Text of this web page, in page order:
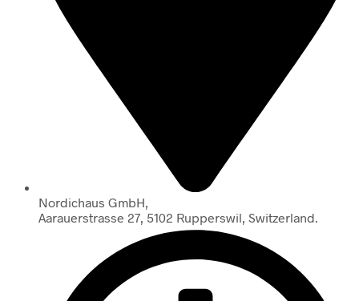
Nordichaus GmbH,
Aarauerstrasse 27, 5102 Rupperswil, Switzerland.